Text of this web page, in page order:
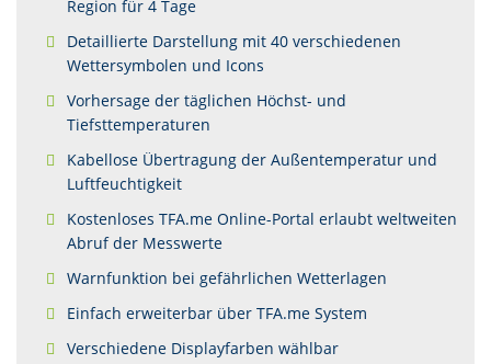
Region für 4 Tage
Detaillierte Darstellung mit 40 verschiedenen
Wettersymbolen und Icons
Vorhersage der täglichen Höchst- und
Tiefsttemperaturen
Kabellose Übertragung der Außentemperatur und
Luftfeuchtigkeit
Kostenloses TFA.me Online-Portal erlaubt weltweiten
Abruf der Messwerte
Warnfunktion bei gefährlichen Wetterlagen
Einfach erweiterbar über TFA.me System
Verschiedene Displayfarben wählbar